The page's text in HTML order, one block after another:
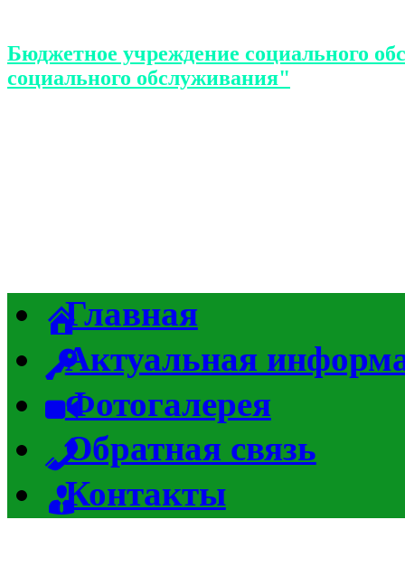
Бюджетное учреждение социального
социального обслуживания"
Главная
Актуальная
Фотогалерея
Обратная связь
Контакты